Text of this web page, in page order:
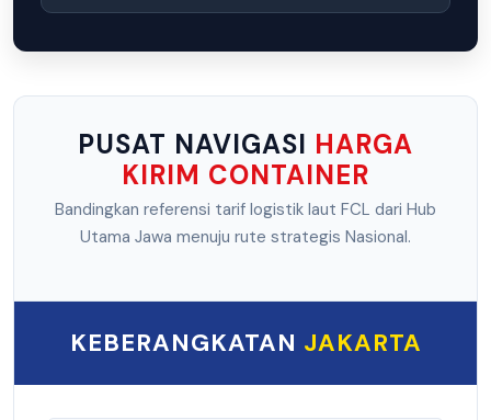
PUSAT NAVIGASI HARGA
KIRIM CONTAINER
Bandingkan referensi tarif logistik laut FCL dari Hub
Utama Jawa menuju rute strategis Nasional.
KEBERANGKATAN JAKARTA